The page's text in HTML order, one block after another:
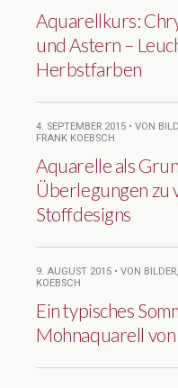
Aquarellkurs:
und Astern –
Herbstfarben
4. SEPTEMBER 2015 • VON
FRANK KOEBSCH
Aquarelle als
Überlegungen zu
Stoffdesigns
9. AUGUST 2015 • VON
KOEBSCH
Ein typisches
Mohnaquarell